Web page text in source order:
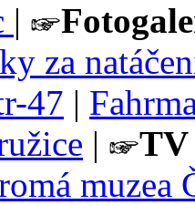
|
za
47 |
| TV
muzea